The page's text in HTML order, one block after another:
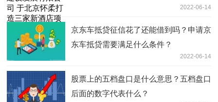
2022-06-14
京东车抵贷征信花了还能借到吗？申请京
东车抵贷需要满足什么条件？
2022-06-14
股票上的五档盘口是什么意思？五档盘口
后面的数字代表什么？